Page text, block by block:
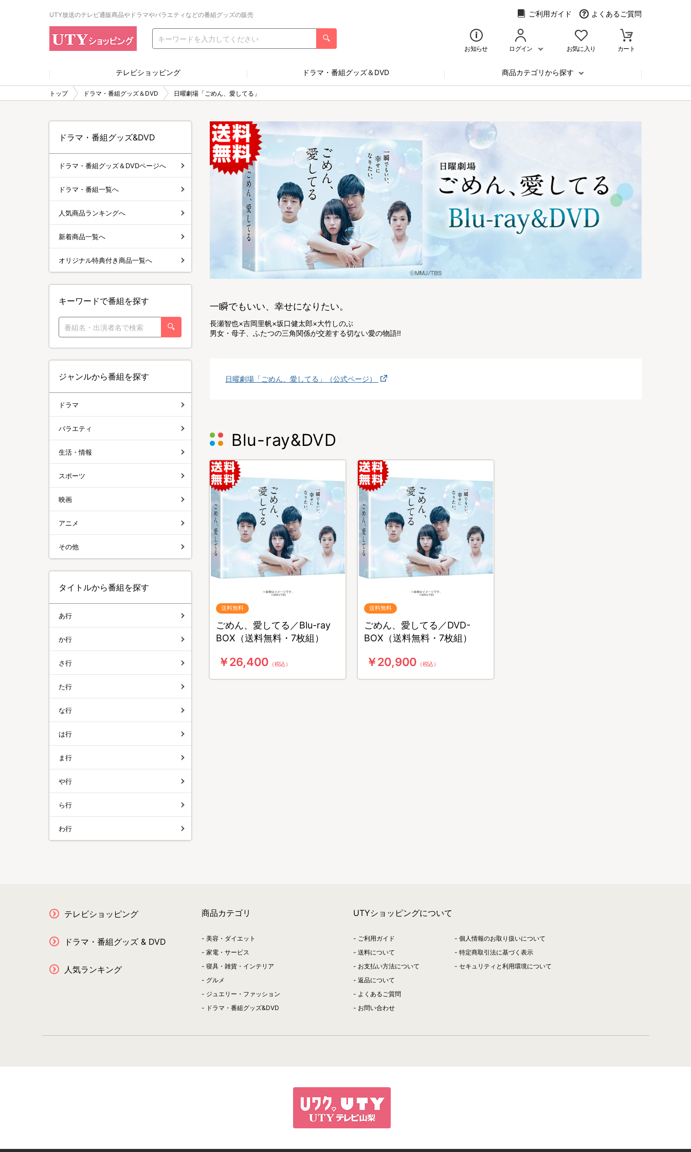
UTY放送のテレビ通販商品やドラマやバラエティなどの番組グッズの販売 ご利用ガイド よくあるご質問
お知らせ ログイン お気に入り カート
テレビショッピング ドラマ・番組グッズ＆DVD 商品カテゴリから探す
トップ ドラマ・番組グッズ＆DVD 日曜劇場「ごめん、愛してる」
一瞬でもいい、幸せになりたい。
長瀬智也×吉岡里帆×坂口健太郎×大竹しのぶ
男女・母子、ふたつの三角関係が交差する切ない愛の物語!!
日曜劇場「ごめん、愛してる」（公式ページ）
Blu-ray&DVD
送料無料
ごめん、愛してる／Blu-ray
BOX（送料無料・7枚組）
￥26,400 （税込）
送料無料
ごめん、愛してる／DVD-
BOX（送料無料・7枚組）
￥20,900 （税込）
ドラマ・番組グッズ&DVD
ドラマ・番組グッズ＆DVDページへ
ドラマ・番組一覧へ
人気商品ランキングへ
新着商品一覧へ
オリジナル特典付き商品一覧へ
キーワードで番組を探す
ジャンルから番組を探す
ドラマ
バラエティ
生活・情報
スポーツ
映画
アニメ
その他
タイトルから番組を探す
あ行
か行
さ行
た行
な行
は行
ま行
や行
ら行
わ行
テレビショッピング
ドラマ・番組グッズ & DVD
人気ランキング
商品カテゴリ
美容・ダイエット
家電・サービス
寝具・雑貨・インテリア
グルメ
ジュエリー・ファッション
ドラマ・番組グッズ&DVD
UTYショッピングについて
ご利用ガイド
送料について
お支払い方法について
返品について
よくあるご質問
お問い合わせ
個人情報のお取り扱いについて
特定商取引法に基づく表示
セキュリティと利用環境について